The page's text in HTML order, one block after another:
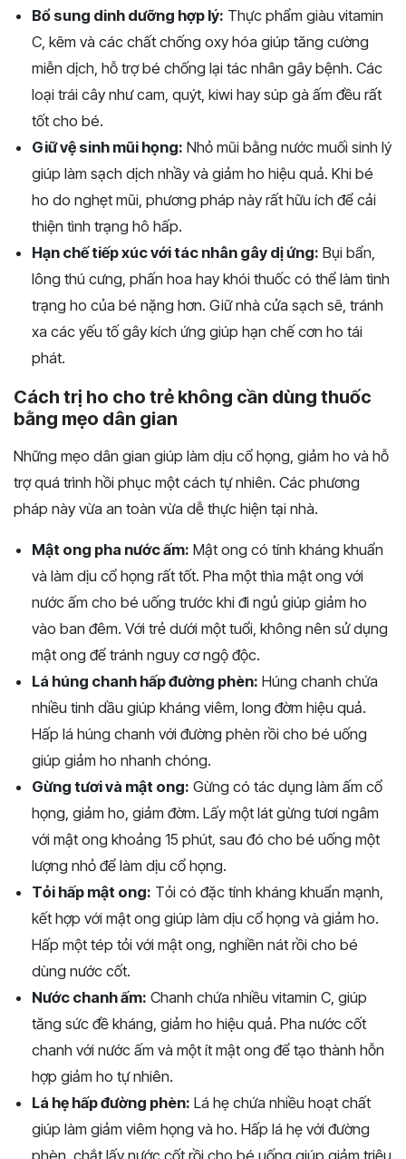
Bổ sung dinh dưỡng hợp lý: Thực phẩm giàu vitamin
C, kẽm và các chất chống oxy hóa giúp tăng cường
miễn dịch, hỗ trợ bé chống lại tác nhân gây bệnh. Các
loại trái cây như cam, quýt, kiwi hay súp gà ấm đều rất
tốt cho bé.
Giữ vệ sinh mũi họng: Nhỏ mũi bằng nước muối sinh lý
giúp làm sạch dịch nhầy và giảm ho hiệu quả. Khi bé
ho do nghẹt mũi, phương pháp này rất hữu ích để cải
thiện tình trạng hô hấp.
Hạn chế tiếp xúc với tác nhân gây dị ứng: Bụi bẩn,
lông thú cưng, phấn hoa hay khói thuốc có thể làm tình
trạng ho của bé nặng hơn. Giữ nhà cửa sạch sẽ, tránh
xa các yếu tố gây kích ứng giúp hạn chế cơn ho tái
phát.
Cách trị ho cho trẻ không cần dùng thuốc
bằng mẹo dân gian
Những mẹo dân gian giúp làm dịu cổ họng, giảm ho và hỗ
trợ quá trình hồi phục một cách tự nhiên. Các phương
pháp này vừa an toàn vừa dễ thực hiện tại nhà.
Mật ong pha nước ấm: Mật ong có tính kháng khuẩn
và làm dịu cổ họng rất tốt. Pha một thìa mật ong với
nước ấm cho bé uống trước khi đi ngủ giúp giảm ho
vào ban đêm. Với trẻ dưới một tuổi, không nên sử dụng
mật ong để tránh nguy cơ ngộ độc.
Lá húng chanh hấp đường phèn: Húng chanh chứa
nhiều tinh dầu giúp kháng viêm, long đờm hiệu quả.
Hấp lá húng chanh với đường phèn rồi cho bé uống
giúp giảm ho nhanh chóng.
Gừng tươi và mật ong: Gừng có tác dụng làm ấm cổ
họng, giảm ho, giảm đờm. Lấy một lát gừng tươi ngâm
với mật ong khoảng 15 phút, sau đó cho bé uống một
lượng nhỏ để làm dịu cổ họng.
Tỏi hấp mật ong: Tỏi có đặc tính kháng khuẩn mạnh,
kết hợp với mật ong giúp làm dịu cổ họng và giảm ho.
Hấp một tép tỏi với mật ong, nghiền nát rồi cho bé
dùng nước cốt.
Nước chanh ấm: Chanh chứa nhiều vitamin C, giúp
tăng sức đề kháng, giảm ho hiệu quả. Pha nước cốt
chanh với nước ấm và một ít mật ong để tạo thành hỗn
hợp giảm ho tự nhiên.
Lá hẹ hấp đường phèn: Lá hẹ chứa nhiều hoạt chất
giúp làm giảm viêm họng và ho. Hấp lá hẹ với đường